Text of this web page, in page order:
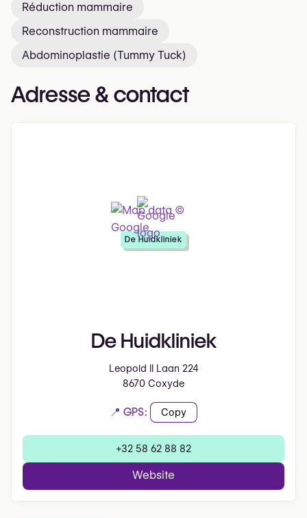
Réduction mammaire
Reconstruction mammaire
Abdominoplastie (Tummy Tuck)
Adresse & contact
De Huidkliniek
Leopold II Laan 224
8670 Coxyde
📍 GPS: Copy
+32 58 62 88 82
Website
De Huidkliniek